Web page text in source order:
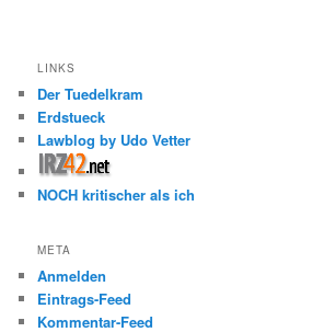
LINKS
Der Tuedelkram
Erdstueck
Lawblog by Udo Vetter
NOCH kritischer als ich
META
Anmelden
Eintrags-Feed
Kommentar-Feed